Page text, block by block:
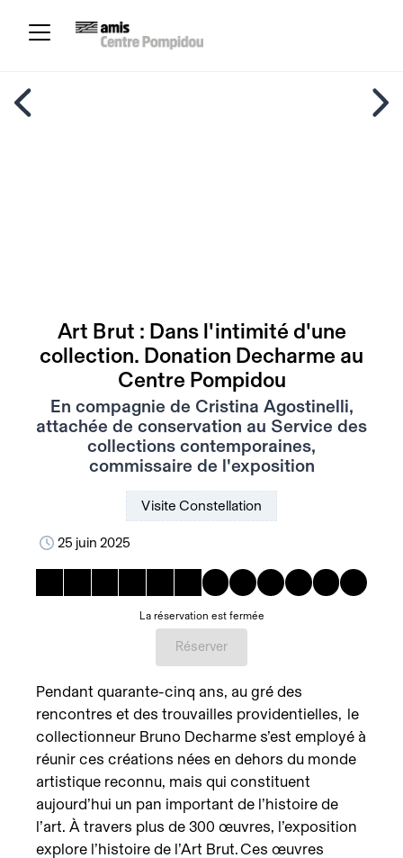
Art Brut : Dans l'intimité d'une
collection. Donation Decharme au
Centre Pompidou
En compagnie de Cristina Agostinelli,
attachée de conservation au Service des
collections contemporaines,
commissaire de l'exposition
Visite Constellation
25 juin 2025
La réservation est fermée
Réserver
Pendant quarante-cinq ans, au gré des
rencontres et des trouvailles providentielles, le
collectionneur Bruno Decharme s’est employé à
réunir ces créations nées en dehors du monde
artistique reconnu, mais qui constituent
aujourd’hui un pan important de l’histoire de
l’art. À travers plus de 300 œuvres, l’exposition
explore l’histoire de l’Art Brut. Ces œuvres